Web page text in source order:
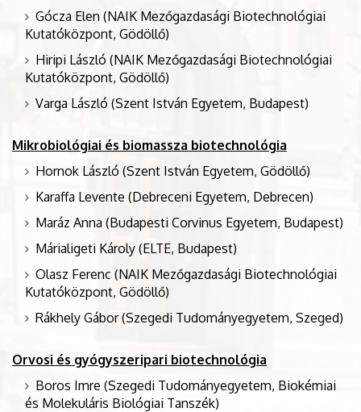
Gócza Elen (NAIK Mezőgazdasági Biotechnológiai
Kutatóközpont, Gödöllő)
Hiripi László (NAIK Mezőgazdasági Biotechnológiai
Kutatóközpont, Gödöllő)
Varga László (Szent István Egyetem, Budapest)
Mikrobiológiai és biomassza biotechnológia
Hornok László (Szent István Egyetem, Gödöllő)
Karaffa Levente (Debreceni Egyetem, Debrecen)
Maráz Anna (Budapesti Corvinus Egyetem, Budapest)
Márialigeti Károly (ELTE, Budapest)
Olasz Ferenc (NAIK Mezőgazdasági Biotechnológiai
Kutatóközpont, Gödöllő)
Rákhely Gábor (Szegedi Tudományegyetem, Szeged)
Orvosi és gyógyszeripari biotechnológia
Boros Imre (Szegedi Tudományegyetem, Biokémiai
és Molekuláris Biológiai Tanszék)